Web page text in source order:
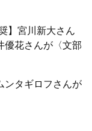
】宮川新大さん
優花さんが〈文部
ンタギロフさんが